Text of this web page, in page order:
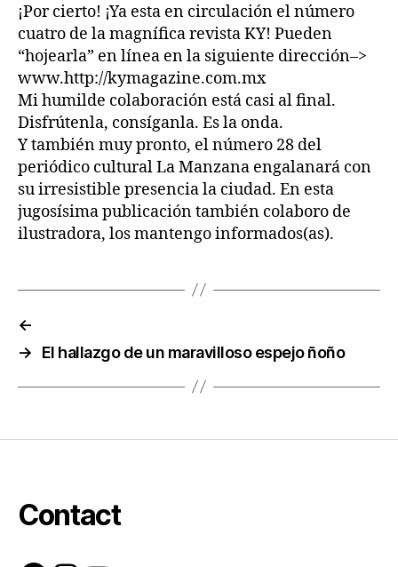
¡Por cierto! ¡Ya esta en circulación el número
cuatro de la magnífica revistaKY! Pueden
“hojearla” en línea en la siguiente dirección–>
www.http://kymagazine.com.mx
Mi humilde colaboración está casi al final.
Disfrútenla, consíganla. Es la onda.
Y también muy pronto, el número 28 del
periódico culturalLa Manzana engalanará con
su irresistible presencia la ciudad. En esta
jugosísima publicación también colaboro de
ilustradora, los mantengo informados(as).
←
→
El hallazgo de un maravilloso espejo ñoño
Contact